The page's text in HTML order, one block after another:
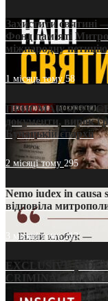
Захистити святині
Фонд пам’яті
міжнародну
1 місяць тому58
ПРИСМАК
документи, вирок і
Бучацькій єпархії
2 місяці тому 295
Nemo iudex in causa
відповіла
3 місяці тому213
EXCLUSIVE
CRIMINAL